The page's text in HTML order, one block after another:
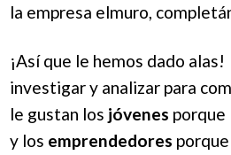
la empresa elmuro,
¡Así que le hemos dado
investigar y analizar para
le gustan los jóvenes porque
y los emprendedores